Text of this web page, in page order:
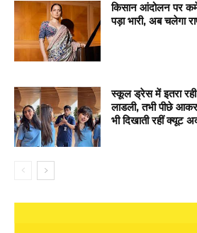
किसान आंदोलन पर
पड़ा भारी, अब चलेगा
स्कूल ड्रेस में इतरा रही
लाडली, तभी पीछे
भी दिखाती रहीं क्यूट